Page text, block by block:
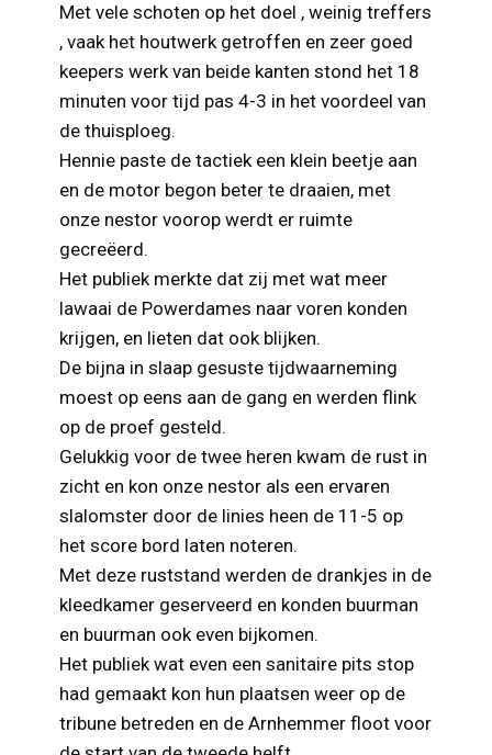
Met vele schoten op het doel , weinig treffers
, vaak het houtwerk getroffen en zeer goed
keepers werk van beide kanten stond het 18
minuten voor tijd pas 4-3 in het voordeel van
de thuisploeg.
Hennie paste de tactiek een klein beetje aan
en de motor begon beter te draaien, met
onze nestor voorop werdt er ruimte
gecreëerd.
Het publiek merkte dat zij met wat meer
lawaai de Powerdames naar voren konden
krijgen, en lieten dat ook blijken.
De bijna in slaap gesuste tijdwaarneming
moest op eens aan de gang en werden flink
op de proef gesteld.
Gelukkig voor de twee heren kwam de rust in
zicht en kon onze nestor als een ervaren
slalomster door de linies heen de 11-5 op
het score bord laten noteren.
Met deze ruststand werden de drankjes in de
kleedkamer geserveerd en konden buurman
en buurman ook even bijkomen.
Het publiek wat even een sanitaire pits stop
had gemaakt kon hun plaatsen weer op de
tribune betreden en de Arnhemmer floot voor